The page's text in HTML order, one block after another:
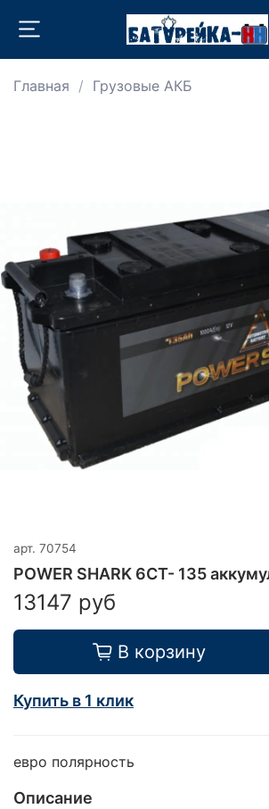
Главная Грузовые АКБ
арт. 70754
POWER SHARK 6CT- 135
13147 руб
В корзину
Купить в 1 клик
евро полярность
Описание